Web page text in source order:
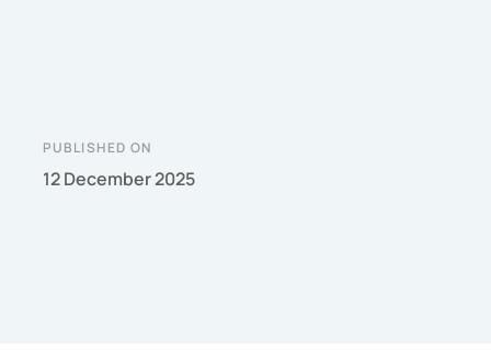
PUBLISHED ON
12 December 2025